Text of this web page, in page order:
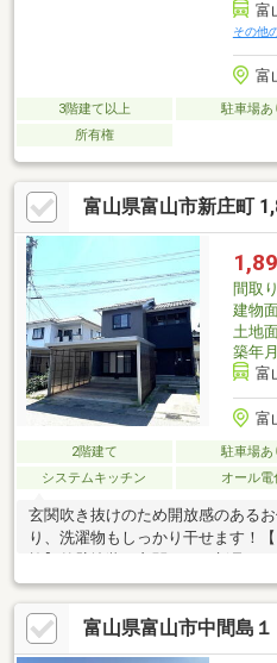
富
その他
富
3階建て以上 駐車場あ
所有権
富山県富山市新庄町
間取り
建物
土地
築年月
富
富
2階建て 駐車場あ
システムキッチン
オール電
玄関吹き抜けのため開放感のある
り、洗濯物もしっかり干せます！
品）・クロス張替・ウッドタイル
替・照明（新品）・ドアホン（新
品）・バルコニーをサンルームに
証期間：2年・道路/東側公道幅員6
富山県富山市中間島